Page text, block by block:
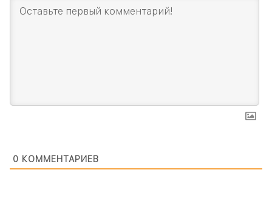
0 КОММЕНТАРИЕВ